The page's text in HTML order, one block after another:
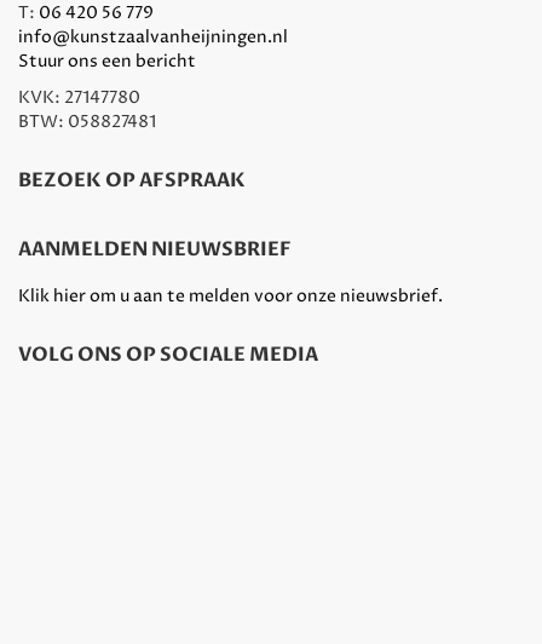
T: 06 420 56 779
info@kunstzaalvanheijningen.nl
Stuur ons een bericht
KVK: 27147780
BTW: 058827481
BEZOEK OP AFSPRAAK
AANMELDEN NIEUWSBRIEF
Klik hier om u aan te melden voor onze nieuwsbrief.
VOLG ONS OP SOCIALE MEDIA